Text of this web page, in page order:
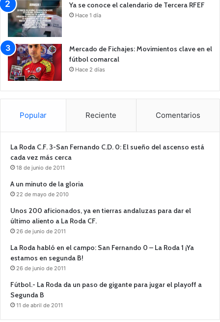
Ya se conoce el calendario de Tercera RFEF
Hace 1 día
Mercado de Fichajes: Movimientos clave en el
fútbol comarcal
Hace 2 días
Popular Reciente Comentarios
La Roda C.F. 3-San Fernando C.D. 0: El sueño del ascenso está
cada vez más cerca
18 de junio de 2011
A un minuto de la gloria
22 de mayo de 2010
Unos 200 aficionados, ya en tierras andaluzas para dar el
último aliento a La Roda CF.
26 de junio de 2011
La Roda habló en el campo: San Fernando 0 – La Roda 1 ¡Ya
estamos en segunda B!
26 de junio de 2011
Fútbol.- La Roda da un paso de gigante para jugar el playoff a
Segunda B
11 de abril de 2011